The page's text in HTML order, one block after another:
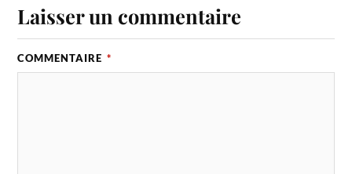
Laisser un commentaire
COMMENTAIRE *